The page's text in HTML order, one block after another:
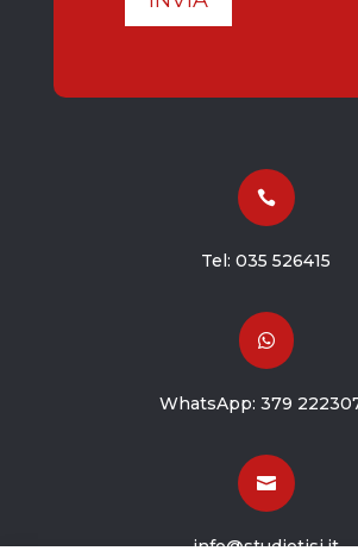

Tel:035 526415

WhatsApp: 379

info@studiotisi.it